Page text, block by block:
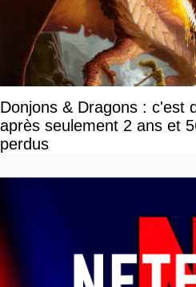
Donjons & Dragons : c'est
après seulement 2 ans et
perdus